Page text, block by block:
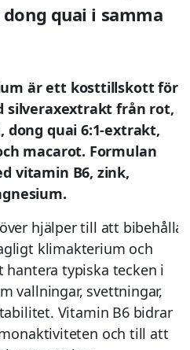
quai i samma
är ett kosttillskott för
silveraxextrakt från rot,
quai 6:1-extrakt,
macarot. Formulan
vitamin B6, zink,
hjälper till att bibehålla
klimakterium och
hantera typiska tecken i
vallningar, svettningar,
Vitamin B6 bidrar
och till att